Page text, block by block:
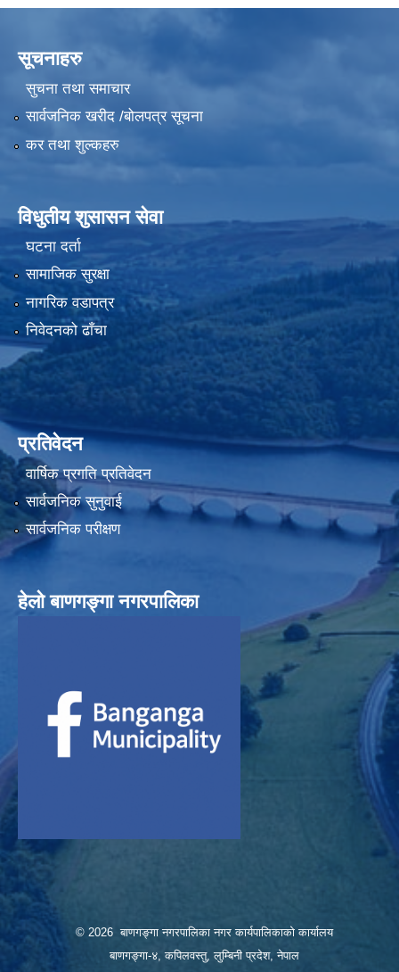
सूचनाहरु
सुचना तथा समाचार
सार्वजनिक खरीद /बोलपत्र सूचना
कर तथा शुल्कहरु
विधुतीय शुसासन सेवा
घटना दर्ता
सामाजिक सुरक्षा
नागरिक वडापत्र
निवेदनको ढाँचा
प्रतिवेदन
वार्षिक प्रगति प्रतिवेदन
सार्वजनिक सुनुवाई
सार्वजनिक परीक्षण
हेलाे बाणगङ्गा नगरपालिका
© 2026 बाणगङ्गा नगरपालिका नगर कार्यपालिकाको कार्यालय
बाणगङ्गा-४, कपिलवस्तु, लुम्बिनी प्रदेश, नेपाल